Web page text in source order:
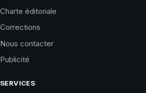
Charte éditoriale
Corrections
Nous contacter
Publicité
SERVICES